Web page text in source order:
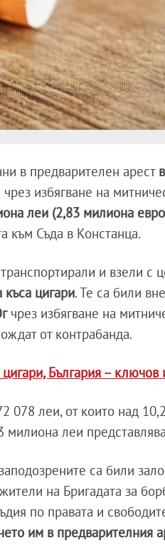
в предварителен арест в
чрез избягване на
леи (2,83 милиона
към Съда в Констанца.
и взели с
цигари. Те са били
чрез избягване на
от контрабанда.
България – ключов
078 леи, от които над
милиона леи
са били
на Бригадата за
по правата и
им в предварителния